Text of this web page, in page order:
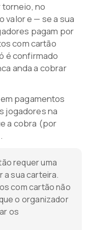
torneio, no
valor e — se a sua
pagam por
com cartão
é confirmado
anda a cobrar
pagamentos
jogadores na
a cobra (por
requer uma
a sua carteira.
com cartão não
o organizador
os